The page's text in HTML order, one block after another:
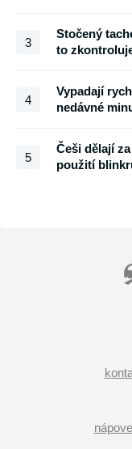
3
Stočený
to
4
Vypadají
nedávné
5
Češi dělají
použití